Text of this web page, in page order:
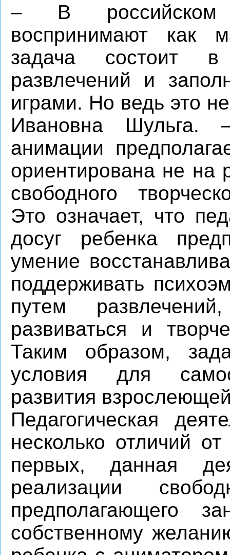
– В российском
воспринимают как
задача состоит в
развлечений и
играми. Но ведь это
Ивановна Шульга.
анимации
ориентирована не на
свободного
Это означает, что
досуг ребенка
умение
поддерживать
путем
развиваться и
Таким образом,
условия для
развития
Педагогическая
несколько отличий
первых, данная
реализации
предполагающего
собственному